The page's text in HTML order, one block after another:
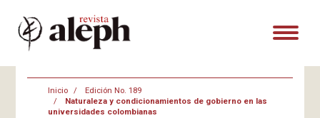
Inicio
Edición No. 189
Naturaleza y condicionamientos de gobierno en las
universidades colombianas